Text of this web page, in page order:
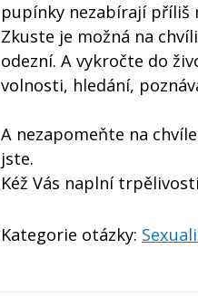
pupínky nezabírají příliš
Zkuste je možná na
odezní. A vykročte do
volnosti, hledání,
A nezapomeňte na
jste.
Kéž Vás naplní
Kategorie otázky: